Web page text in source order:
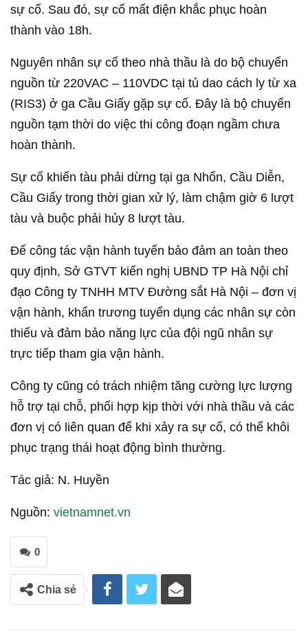
sự cố. Sau đó, sự cố mất điện khắc phục hoàn
thành vào 18h.
Nguyên nhân sự cố theo nhà thầu là do bộ chuyển
nguồn từ 220VAC – 110VDC tại tủ dao cách ly từ xa
(RIS3) ở ga Cầu Giấy gặp sự cố. Đây là bộ chuyển
nguồn tạm thời do việc thi công đoạn ngầm chưa
hoàn thành.
Sự cố khiến tàu phải dừng tại ga Nhổn, Cầu Diễn,
Cầu Giấy trong thời gian xử lý, làm chậm giờ 6 lượt
tàu và buộc phải hủy 8 lượt tàu.
Để công tác vận hành tuyến bảo đảm an toàn theo
quy định, Sở GTVT kiến nghị UBND TP Hà Nội chỉ
đạo Công ty TNHH MTV Đường sắt Hà Nội – đơn vị
vận hành, khẩn trương tuyển dụng các nhân sự còn
thiếu và đảm bảo năng lực của đội ngũ nhân sự
trực tiếp tham gia vận hành.
Công ty cũng có trách nhiệm tăng cường lực lượng
hỗ trợ tại chỗ, phối hợp kịp thời với nhà thầu và các
đơn vị có liên quan để khi xảy ra sự cố, có thể khôi
phục trạng thái hoạt động bình thường.
Tác giả: N. Huyền
Nguồn: vietnamnet.vn
0
Chia sẻ